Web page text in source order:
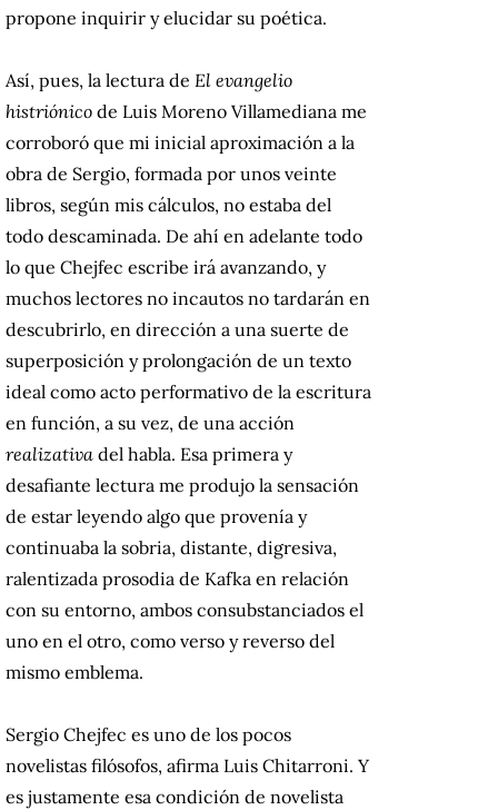
propone inquirir y elucidar su poética.
Así, pues, la lectura de El evangelio
histriónico de Luis Moreno Villamediana me
corroboró que mi inicial aproximación a la
obra de Sergio, formada por unos veinte
libros, según mis cálculos, no estaba del
todo descaminada. De ahí en adelante todo
lo que Chejfec escribe irá avanzando, y
muchos lectores no incautos no tardarán en
descubrirlo, en dirección a una suerte de
superposición y prolongación de un texto
ideal como acto performativo de la escritura
en función, a su vez, de una acción
realizativa del habla. Esa primera y
desafiante lectura me produjo la sensación
de estar leyendo algo que provenía y
continuaba la sobria, distante, digresiva,
ralentizada prosodia de Kafka en relación
con su entorno, ambos consubstanciados el
uno en el otro, como verso y reverso del
mismo emblema.
Sergio Chejfec es uno de los pocos
novelistas filósofos, afirma Luis Chitarroni. Y
es justamente esa condición de novelista